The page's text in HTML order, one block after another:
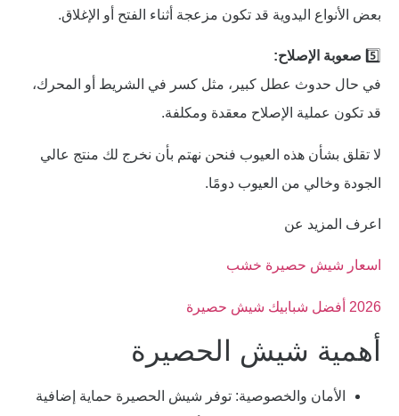
بعض الأنواع اليدوية قد تكون مزعجة أثناء الفتح أو الإغلاق.
5️⃣ صعوبة الإصلاح:
في حال حدوث عطل كبير، مثل كسر في الشريط أو المحرك،
قد تكون عملية الإصلاح معقدة ومكلفة.
لا تقلق بشأن هذه العيوب فنحن نهتم بأن نخرج لك منتج عالي
الجودة وخالي من العيوب دومًا.
اعرف المزيد عن
اسعار شيش حصيرة خشب
2026 أفضل شبابيك شيش حصيرة
أهمية شيش الحصيرة
الأمان والخصوصية: توفر شيش الحصيرة حماية إضافية